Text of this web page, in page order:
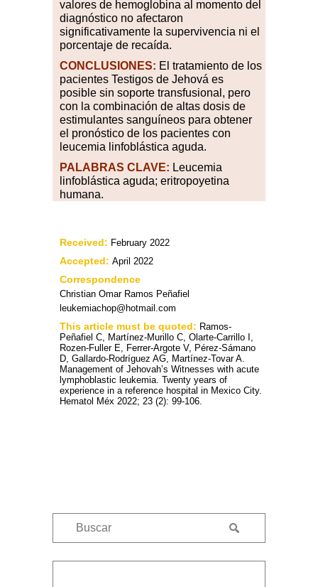
valores de hemoglobina al momento del
diagnóstico no afectaron
significativamente la supervivencia ni el
porcentaje de recaída.
CONCLUSIONES: El tratamiento de los
pacientes Testigos de Jehová es
posible sin soporte transfusional, pero
con la combinación de altas dosis de
estimulantes sanguíneos para obtener
el pronóstico de los pacientes con
leucemia linfoblástica aguda.
PALABRAS CLAVE: Leucemia
linfoblástica aguda; eritropoyetina
humana.
Received: February 2022
Accepted: April 2022
Correspondence
Christian Omar Ramos Peñafiel
leukemiachop@hotmail.com
This article must be quoted: Ramos-
Peñafiel C, Martínez-Murillo C, Olarte-Carrillo I,
Rozen-Fuller E, Ferrer-Argote V, Pérez-Sámano
D, Gallardo-Rodríguez AG, Martínez-Tovar A.
Management of Jehovah’s Witnesses with acute
lymphoblastic leukemia. Twenty years of
experience in a reference hospital in Mexico City.
Hematol Méx 2022; 23 (2): 99-106.